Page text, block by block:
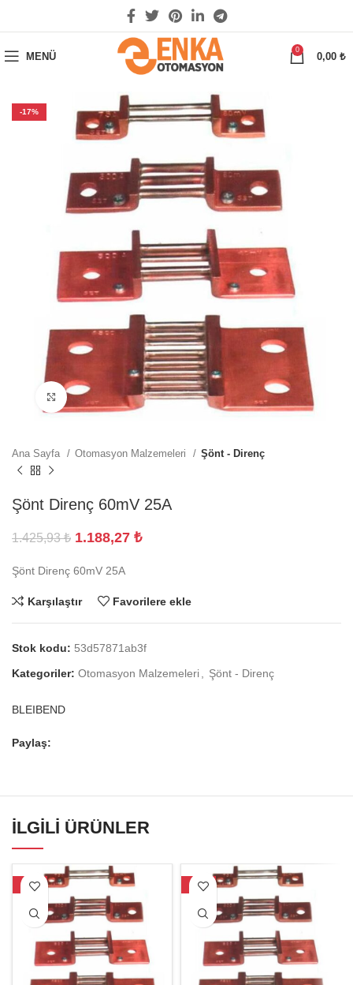
MENÜ
0
0,00 ₺
-17%
Büyütmek için tıklayın
Ana Sayfa Otomasyon Malzemeleri Şönt - Direnç
Şönt Direnç 60mV 25A
1.425,93₺ 1.188,27 ₺
Şönt Direnç 60mV 25A
Karşılaştır Favorilere ekle
Stok kodu: 53d57871ab3f
Kategoriler: Otomasyon Malzemeleri Şönt - Direnç
BLEIBEND
Paylaş:
İLGILI ÜRÜNLER
-16% -49%